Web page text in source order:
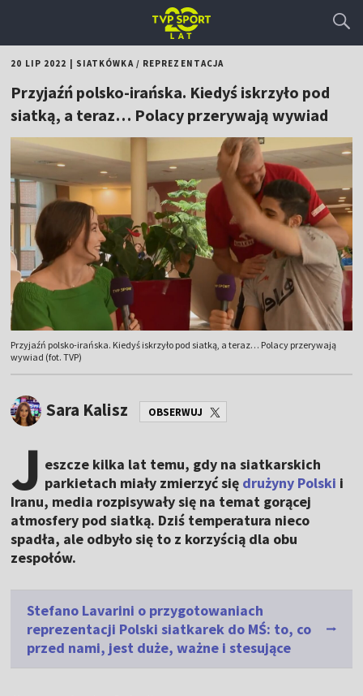
20 LIP 2022 SIATKÓWKA/ REPREZENTACJA
Przyjaźń polsko-irańska. Kiedyś iskrzyło pod
siatką, a teraz… Polacy przerywają wywiad
Przyjaźń polsko-irańska. Kiedyś iskrzyło pod siatką, a teraz… Polacy przerywają
wywiad (fot. TVP)
Sara Kalisz OBSERWUJ
J eszcze kilka lat temu, gdy na siatkarskich
parkietach miały zmierzyć się drużyny Polski i
Iranu, media rozpisywały się na temat gorącej
atmosfery pod siatką. Dziś temperatura nieco
spadła, ale odbyło się to z korzyścią dla obu
zespołów.
Stefano Lavarini o przygotowaniach
reprezentacji Polski siatkarek do MŚ: to, co
przed nami, jest duże, ważne i stesujące